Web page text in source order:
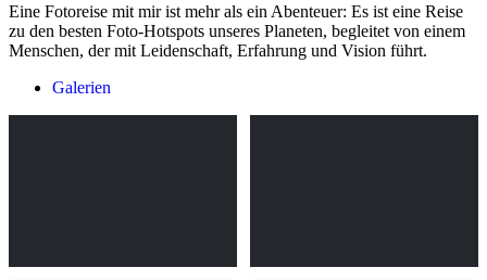
Eine Fotoreise mit mir ist mehr als ein Abenteuer: Es ist eine Reise
zu den besten Foto-Hotspots unseres Planeten, begleitet von einem
Menschen, der mit Leidenschaft, Erfahrung und Vision führt.
Galerien